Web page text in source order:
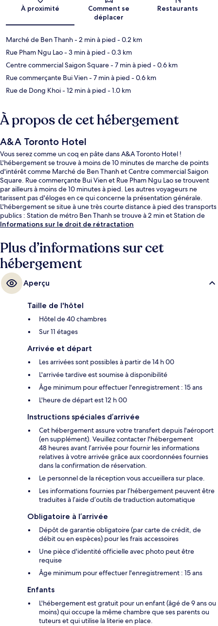
À proximité
Comment se
déplacer
Restaurants
Marché de Ben Thanh- 2 min à pied - 0.2 km
Rue Pham Ngu Lao- 3 min à pied - 0.3 km
Centre commercial Saigon Square- 7 min à pied - 0.6 km
Rue commerçante Bui Vien- 7 min à pied - 0.6 km
Rue de Dong Khoi- 12 min à pied - 1.0 km
À propos de cet hébergement
A&A Toronto Hotel
Vous serez comme un coq en pâte dans A&A Toronto Hotel !
L'hébergement se trouve à moins de 10 minutes de marche de points
d'intérêt comme Marché de Ben Thanh et Centre commercial Saigon
Square. Rue commerçante Bui Vien et Rue Pham Ngu Lao se trouvent
par ailleurs à moins de 10 minutes à pied. Les autres voyageurs ne
tarissent pas d'éloges en ce qui concerne la présentation générale.
L'hébergement se situe à une très courte distance à pied des transports
publics : Station de métro Ben Thanh se trouve à 2 min et Station de
métro Opera House, à 10 min.
Informations sur le droit de rétractation
Plus d’informations sur cet
hébergement
Aperçu
Taille de l'hôtel
Hôtel de 40 chambres
Sur 11 étages
Arrivée et départ
Les arrivées sont possibles à partir de 14 h 00
L'arrivée tardive est soumise à disponibilité
Âge minimum pour effectuer l'enregistrement : 15 ans
L'heure de départ est 12 h 00
Instructions spéciales d’arrivée
Cet hébergement assure votre transfert depuis l'aéroport
(en supplément). Veuillez contacter l'hébergement
48 heures avant l’arrivée pour fournir les informations
relatives à votre arrivée grâce aux coordonnées fournies
dans la confirmation de réservation.
Le personnel de la réception vous accueillera sur place.
Les informations fournies par l’hébergement peuvent être
traduites à l’aide d’outils de traduction automatique
Obligatoire à l’arrivée
Dépôt de garantie obligatoire (par carte de crédit, de
débit ou en espèces) pour les frais accessoires
Une pièce d'identité officielle avec photo peut être
requise
Âge minimum pour effectuer l'enregistrement : 15 ans
Enfants
L'hébergement est gratuit pour un enfant (âgé de 9 ans ou
moins) qui occupe la même chambre que ses parents ou
tuteurs et qui utilise la literie en place.